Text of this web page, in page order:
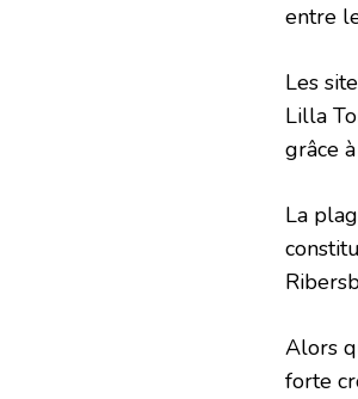
entre
Les
Lilla
grâce
La
Alors
forte